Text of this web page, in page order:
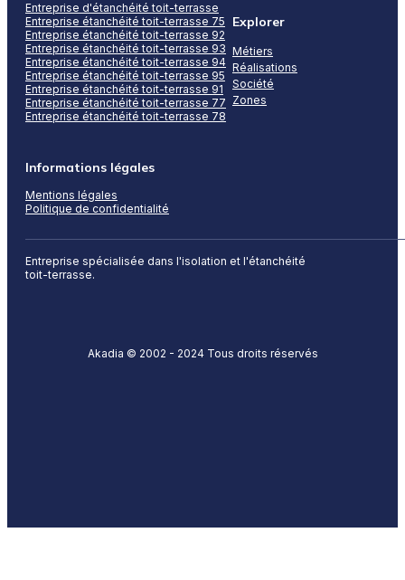
Entreprise spécialisée dans l'isolation et l'étanchéité
toit-terrasse.
Entreprise d'étanchéité toit-terrasse
Entreprise étanchéité toit-terrasse 75
Entreprise étanchéité toit-terrasse 92
Entreprise étanchéité toit-terrasse 93
Entreprise étanchéité toit-terrasse 94
Entreprise étanchéité toit-terrasse 95
Entreprise étanchéité toit-terrasse 91
Entreprise étanchéité toit-terrasse 77
Entreprise étanchéité toit-terrasse 78
Explorer
Métiers
Réalisations
Société
Zones
Informations légales
Mentions légales
Politique de confidentialité
Akadia © 2002 - 2024 Tous droits réservés